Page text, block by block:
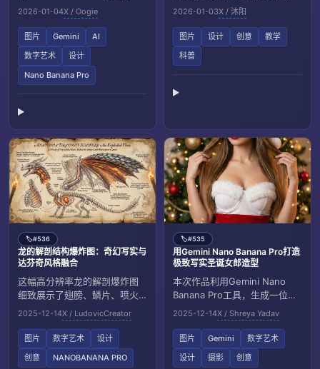
像作品，描绘了一位年轻东亚
女性侧身回眸，展现细腻的视
觉效果和创意设计。
2026-01-04X / Oogie
图片 Gemini
AI
数字艺术
设计
Nano Banana Pro
思路，强调物理真实感、科学
标注与儿童友好内容，结合博
物学家风格，展现蜜蜂的结
构、功能及趣味知识，适合制
作博物馆展品级别的教育资
2026-01-03X / 沐阳
图片 设计 创意
教学
科普
🏷️#536
龙的解剖结构爆炸图：奇幻写实与
达芬奇风格融合
这幅高分辨率龙的解剖爆炸图
细致展示了翅膀、鳞片、喷火
腺和骨骼等部位，采用金属光
泽鳞片与晶莹骨骼，背景为古
羊皮纸配烟雾与火炬光影，辅
以优雅注释，灵感源自达芬奇
草图，结合现代数字艺术技术
2025-12-14X / LudovicCreator
图片 数字艺术
设计
创意
NANOBANANA PRO
🏷️#535
用Gemini Nano Banana Pro打造
极致写实圣诞女郎造型
本次作品利用Gemini Nano
Banana Pro工具，生成一位穿
着圣诞老人主题服装的女性形
象，细节极为写实，呈现温暖
梦幻的节日氛围。整体风格融
合专业影棚摄影质感与柔和电
影灯光，打造出浓郁且富有诱
2025-12-14X / Shreya Yadav
图片 Gemini
数字艺术
设计
摄影 创意